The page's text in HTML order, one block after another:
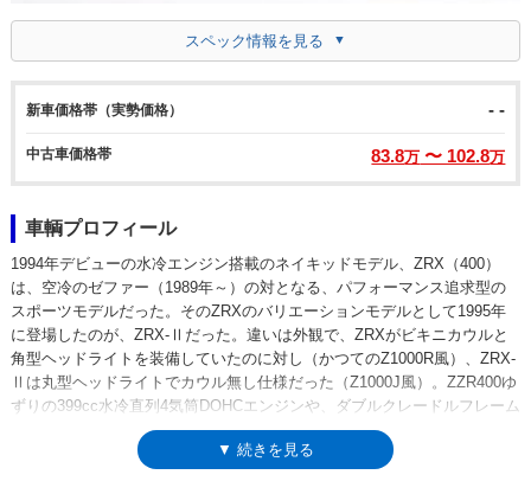
スペック情報を見る
新車価格帯（実勢価格） - -
中古車価格帯 83.8万 〜 102.8万
車輌プロフィール
1994年デビューの水冷エンジン搭載のネイキッドモデル、ZRX（400）
は、空冷のゼファー（1989年～）の対となる、パフォーマンス追求型の
スポーツモデルだった。そのZRXのバリエーションモデルとして1995年
に登場したのが、ZRX-Ⅱだった。違いは外観で、ZRXがビキニカウルと
角型ヘッドライトを装備していたのに対し（かつてのZ1000R風）、ZRX-
Ⅱは丸型ヘッドライトでカウル無し仕様だった（Z1000J風）。ZZR400ゆ
ずりの399cc水冷直列4気筒DOHCエンジンや、ダブルクレードルフレーム
などはZRXと同じで、ネイキッドらしいシンプルなスタイルを好む層に向
けられたモデルとしてのポジションにあった。初期型の登場以降、排出ガ
▼ 続きを見る